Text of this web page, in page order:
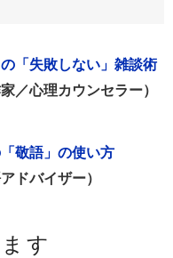
「失敗しない」雑談術
／心理カウンセラー）
敬語」の使い方
ドバイザー）
す